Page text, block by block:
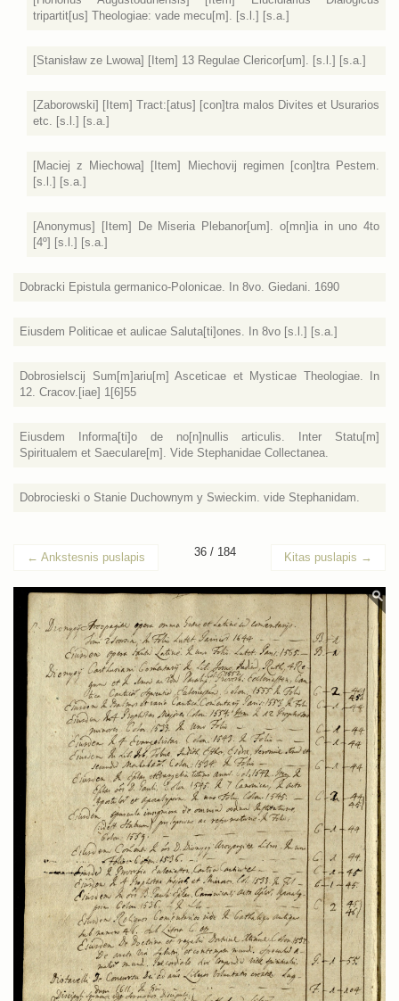
tripartit[us] Theologiae: vade mecu[m]. [s.l.] [s.a.]
[Stanisław ze Lwowa] [Item] 13 Regulae Clericor[um]. [s.l.] [s.a.]
[Zaborowski] [Item] Tract:[atus] [con]tra malos Divites et Usurarios
etc. [s.l.] [s.a.]
[Maciej z Miechowa] [Item] Miechovij regimen [con]tra Pestem.
[s.l.] [s.a.]
[Anonymus] [Item] De Miseria Plebanor[um]. o[mn]ia in uno 4to
[4º] [s.l.] [s.a.]
Dobracki Epistula germanico-Polonicae. In 8vo. Giedani. 1690
Eiusdem Politicae et aulicae Saluta[ti]ones. In 8vo [s.l.] [s.a.]
Dobrosielscij Sum[m]ariu[m] Asceticae et Mysticae Theologiae. In
12. Cracov.[iae] 1[6]55
Eiusdem Informa[ti]o de no[n]nullis articulis. Inter Statu[m]
Spiritualem et Saeculare[m]. Vide Stephanidae Collectanea.
Dobrocieski o Stanie Duchownym y Swieckim. vide Stephanidam.
← Ankstesnis puslapis 36 / 184 Kitas puslapis →